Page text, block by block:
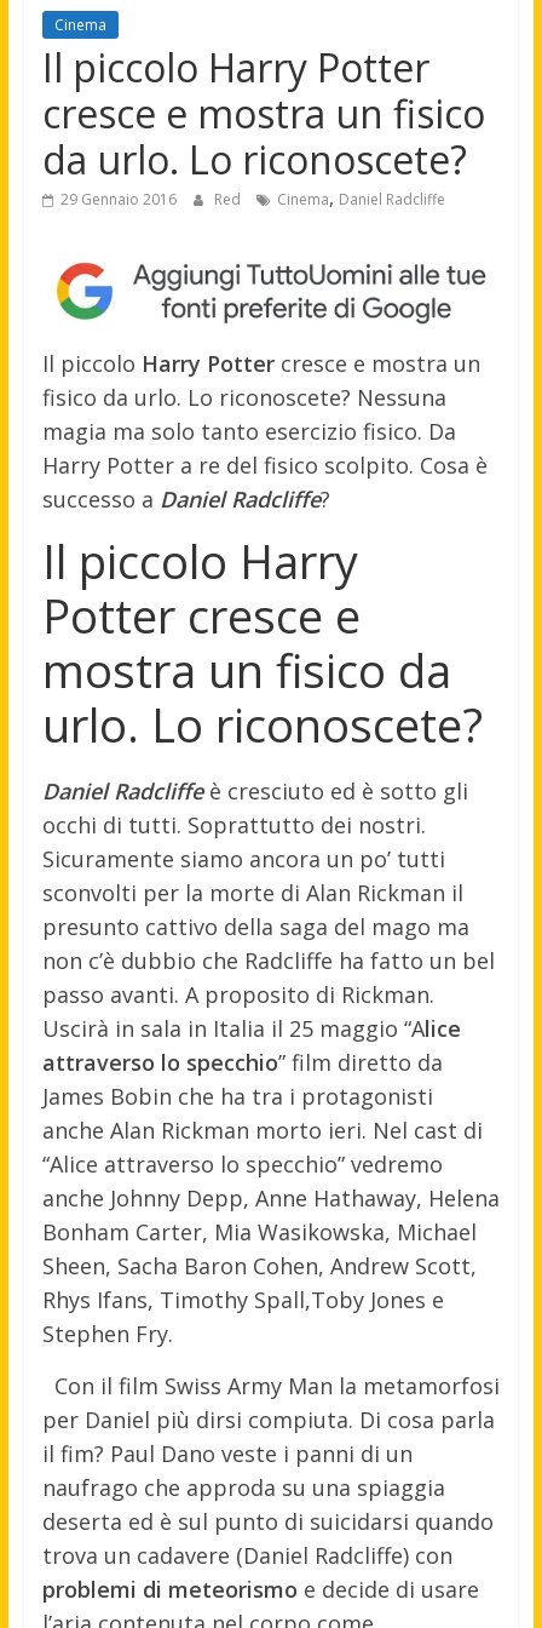
Cinema
Il piccolo Harry Potter
cresce e mostra un fisico
da urlo. Lo riconoscete?
29 Gennaio 2016 Red Cinema, Daniel Radcliffe
Il piccolo Harry Pottercresce e mostra un
fisico da urlo. Lo riconoscete? Nessuna
magia ma solo tanto esercizio fisico. Da
Harry Potter a re del fisico scolpito. Cosa è
successo a Daniel Radcliffe?
Il piccolo Harry
Potter cresce e
mostra un fisico da
urlo. Lo riconoscete?
Daniel Radcliffeè cresciuto ed è sotto gli
occhi di tutti. Soprattutto dei nostri.
Sicuramente siamo ancora un po’ tutti
sconvolti per la morte di Alan Rickman il
presunto cattivo della saga del mago ma
non c’è dubbio che Radcliffe ha fatto un bel
passo avanti. A proposito di Rickman.
Uscirà in sala in Italia il 25 maggio “Alice
attraverso lo specchio” film diretto da
James Bobin che ha tra i protagonisti
anche Alan Rickman morto ieri. Nel cast di
“Alice attraverso lo specchio” vedremo
anche Johnny Depp, Anne Hathaway, Helena
Bonham Carter, Mia Wasikowska, Michael
Sheen, Sacha Baron Cohen, Andrew Scott,
Rhys Ifans, Timothy Spall,Toby Jones e
Stephen Fry.
Con il film Swiss Army Man la metamorfosi
per Daniel più dirsi compiuta. Di cosa parla
il fim? Paul Dano veste i panni di un
naufrago che approda su una spiaggia
deserta ed è sul punto di suicidarsi quando
trova un cadavere (Daniel Radcliffe) con
problemi di meteorismo e decide di usare